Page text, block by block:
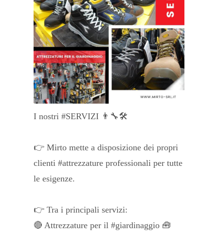
I nostri #SERVIZI 👨‍🔧🛠
👉 Mirto mette a disposizione dei propri
clienti #attrezzature professionali per tutte
le esigenze.
👉 Tra i principali servizi:
🔴 Attrezzature per il #giardinaggio 🧰